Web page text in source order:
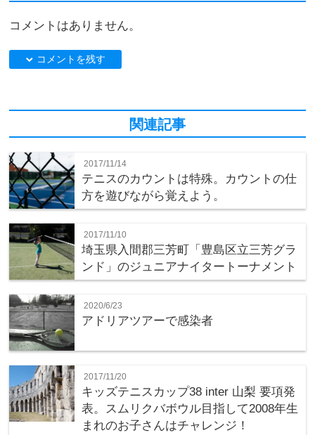
コメントはありません。
down コメントを残す
関連記事
2017/11/14
テニスのカウントは特殊。カウントの仕
方を遊びながら覚えよう。
2017/11/10
埼玉県入間郡三芳町「豊島区立三芳グラ
ンド」のジュニアナイタートーナメント
2020/6/23
アドリアツアーで感染者
2017/11/20
キッズテニスカップ38 inter 山梨 要項発
表。スムリクバボウル目指して2008年生
まれのお子さんはチャレンジ！